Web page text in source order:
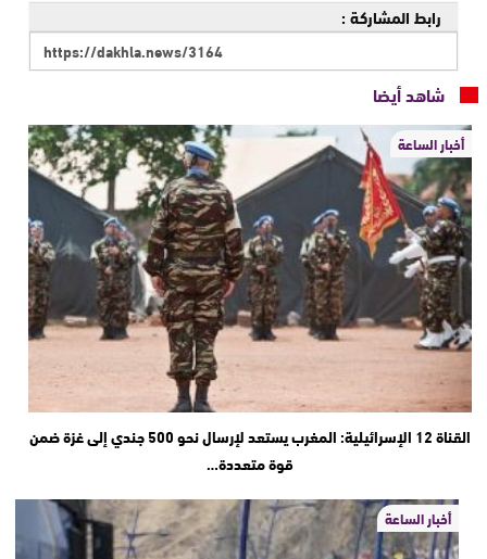
رابط المشاركة :
شاهد أيضا
أخبار الساعة
القناة 12 الإسرائيلية: المغرب يستعد لإرسال نحو 500 جندي إلى غزة ضمن
قوة متعددة…
أخبار الساعة